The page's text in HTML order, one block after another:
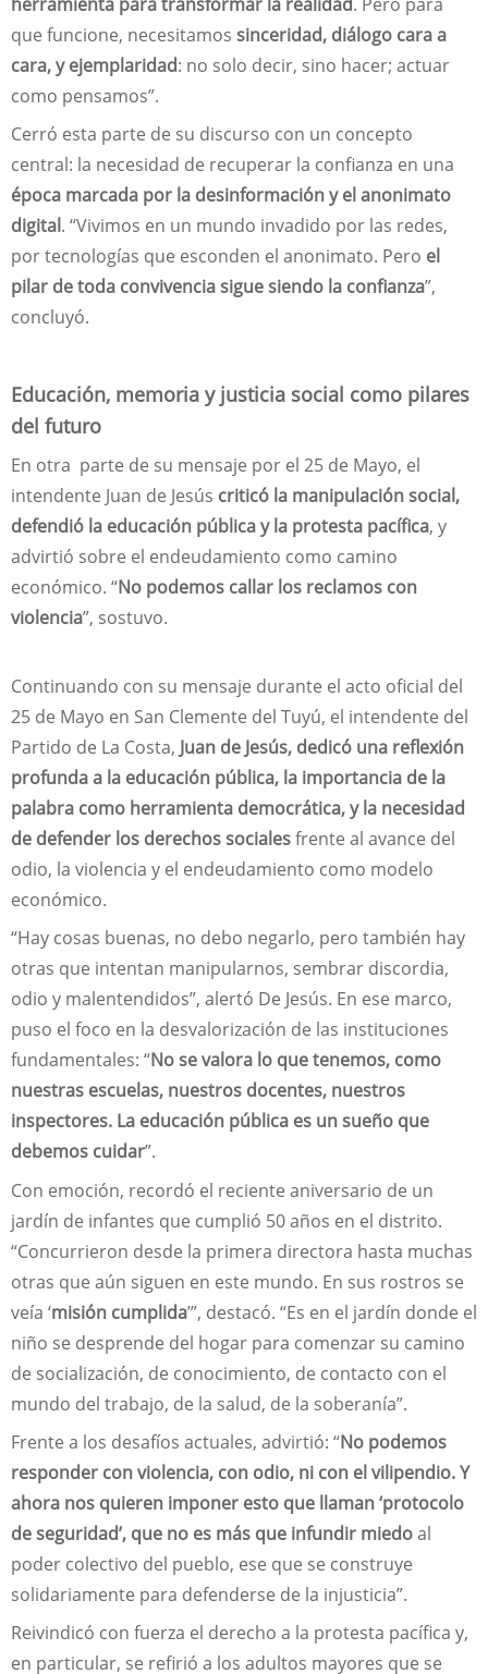
que funcione, necesitamos sinceridad, diálogo cara a
cara, y ejemplaridad: no solo decir, sino hacer; actuar
como pensamos”.
Cerró esta parte de su discurso con un concepto
central: la necesidad de recuperar la confianza en una
época marcada por la desinformación y el anonimato
digital. “Vivimos en un mundo invadido por las redes,
por tecnologías que esconden el anonimato. Pero el
pilar de toda convivencia sigue siendo la confianza”,
concluyó.
Educación, memoria y justicia social como pilares
del futuro
En otra parte de su mensaje por el 25 de Mayo, el
intendente Juan de Jesús criticó la manipulación social,
defendió la educación pública y la protesta pacífica, y
advirtió sobre el endeudamiento como camino
económico. “No podemos callar los reclamos con
violencia”, sostuvo.
Continuando con su mensaje durante el acto oficial del
25 de Mayo en San Clemente del Tuyú, el intendente del
Partido de La Costa, Juan de Jesús, dedicó una reflexión
profunda a la educación pública, la importancia de la
palabra como herramienta democrática, y la necesidad
de defender los derechos socialesfrente al avance del
odio, la violencia y el endeudamiento como modelo
económico.
“Hay cosas buenas, no debo negarlo, pero también hay
otras que intentan manipularnos, sembrar discordia,
odio y malentendidos”, alertó De Jesús. En ese marco,
puso el foco en la desvalorización de las instituciones
fundamentales: “No se valora lo que tenemos, como
nuestras escuelas, nuestros docentes, nuestros
inspectores. La educación pública es un sueño que
debemos cuidar”.
Con emoción, recordó el reciente aniversario de un
jardín de infantes que cumplió 50 años en el distrito.
“Concurrieron desde la primera directora hasta muchas
otras que aún siguen en este mundo. En sus rostros se
veía ‘misión cumplida’”, destacó. “Es en el jardín donde el
niño se desprende del hogar para comenzar su camino
de socialización, de conocimiento, de contacto con el
mundo del trabajo, de la salud, de la soberanía”.
Frente a los desafíos actuales, advirtió: “No podemos
responder con violencia, con odio, ni con el vilipendio. Y
ahora nos quieren imponer esto que llaman ‘protocolo
de seguridad’, que no es más que infundir miedoal
poder colectivo del pueblo, ese que se construye
solidariamente para defenderse de la injusticia”.
Reivindicó con fuerza el derecho a la protesta pacífica y,
en particular, se refirió a los adultos mayores que se